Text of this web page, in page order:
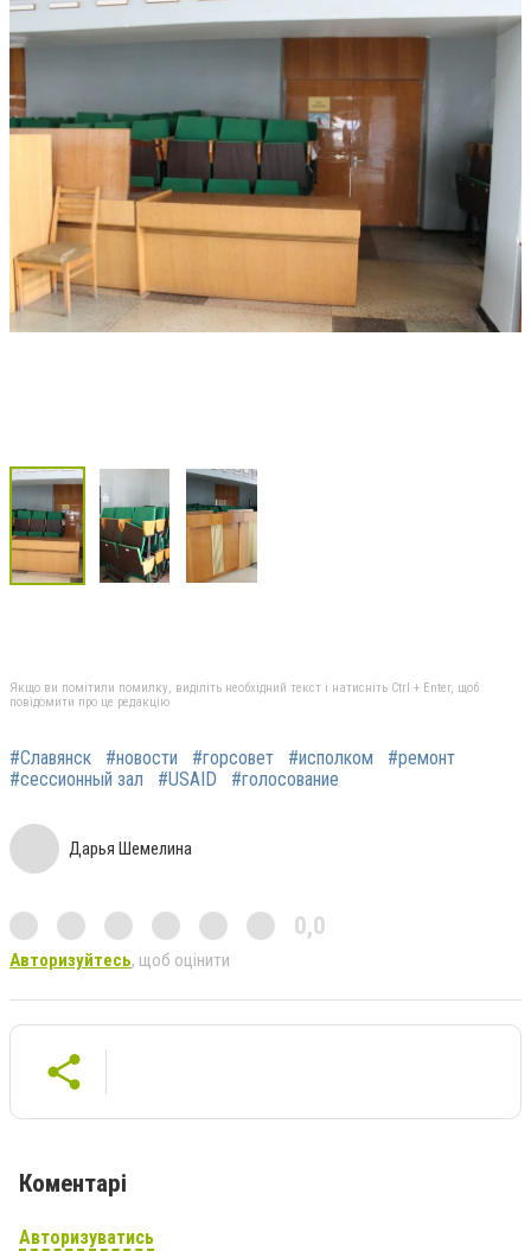
Якщо ви помітили помилку, виділіть необхідний текст і натисніть Ctrl + Enter, щоб
повідомити про це редакцію
#Славянск #новости #горсовет #исполком
#ремонт
#сессионный зал
#USAID #голосование
Дарья Шемелина
0,0
Авторизуйтесь, щоб оцінити
Коментарі
Авторизуватись